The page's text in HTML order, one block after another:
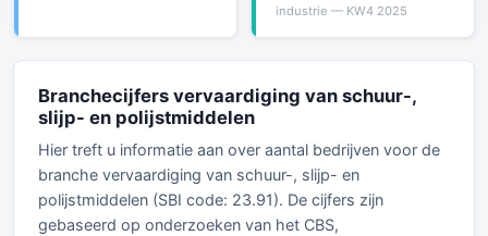
industrie — KW4 2025
Branchecijfers vervaardiging van schuur-,
slijp- en polijstmiddelen
Hier treft u informatie aan over aantal bedrijven voor de
branche vervaardiging van schuur-, slijp- en
polijstmiddelen (SBI code: 23.91). De cijfers zijn
gebaseerd op onderzoeken van het CBS,